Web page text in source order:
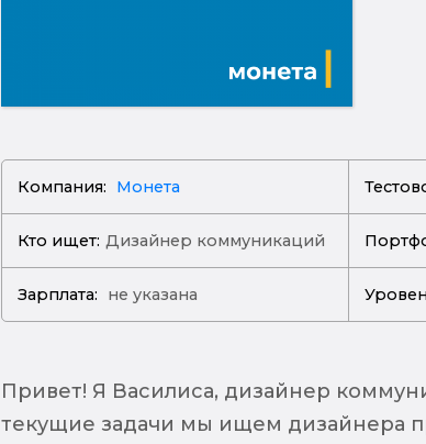
Компания: Монета
Кто ищет: Дизайнер коммуникаций
Зарплата: не указана
Привет! Я Василиса, дизайнер
текущие задачи мы ищем дизайнера